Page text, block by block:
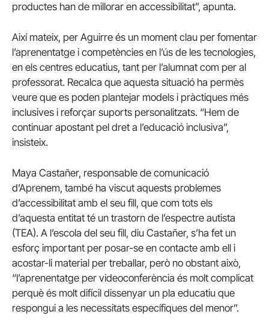
productes han de millorar en accessibilitat”, apunta.
Així mateix, per Aguirre és un moment clau per fomentar
l’aprenentatge i competències en l’ús de les tecnologies,
en els centres educatius, tant per l’alumnat com per al
professorat. Recalca que aquesta situació ha permès
veure que es poden plantejar models i pràctiques més
inclusives i reforçar suports personalitzats. “Hem de
continuar apostant pel dret a l’educació inclusiva”,
insisteix.
Maya Castañer, responsable de comunicació
d’Aprenem, també ha viscut aquests problemes
d’accessibilitat amb el seu fill, que com tots els
d’aquesta entitat té un trastorn de l’espectre autista
(TEA). A l’escola del seu fill, diu Castañer, s’ha fet un
esforç important per posar-se en contacte amb ell i
acostar-li material per treballar, però no obstant això,
“l’aprenentatge per videoconferència és molt complicat
perquè és molt difícil dissenyar un pla educatiu que
respongui a les necessitats específiques del menor”.